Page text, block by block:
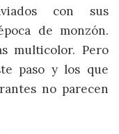
con sus
de monzón.
multicolor. Pero
paso y los que
no parecen